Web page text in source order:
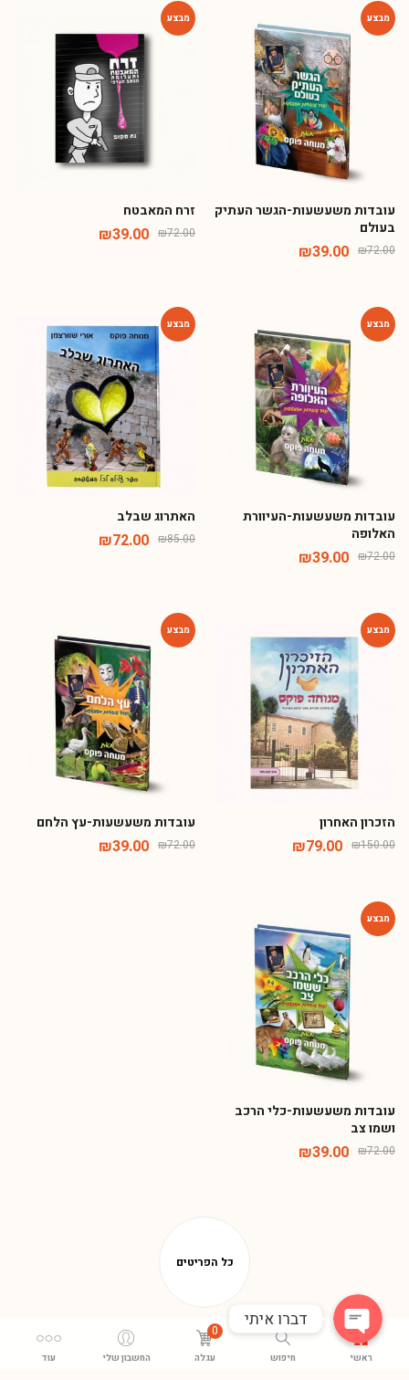
עובדות משעשעות-הגשר העתיק
בעולם
₪72.00
₪39.00
זרח המאבטח
₪72.00
₪39.00
עובדות משעשעות-העיוורת
האלופה
₪72.00
₪39.00
האתרוג שבלב
₪85.00
₪72.00
הזכרון האחרון
₪150.00
₪79.00
עובדות משעשעות-עץ הלחם
₪72.00
₪39.00
עובדות משעשעות-כלי הרכב
ושמו צב
₪72.00
₪39.00
ראשי חיפוש
0
עגלה החשבון שלי עוד
דברו איתי